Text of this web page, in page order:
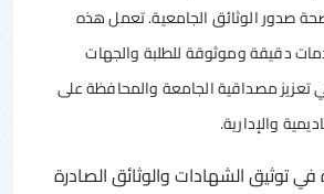
صدور الوثائق الجامعية. تعمل هذه
دقيقة وموثوقة للطلبة والجهات
تعزيز مصداقية الجامعة والمحافظة على
والإدارية.
توثيق الشهادات والوثائق الصادرة